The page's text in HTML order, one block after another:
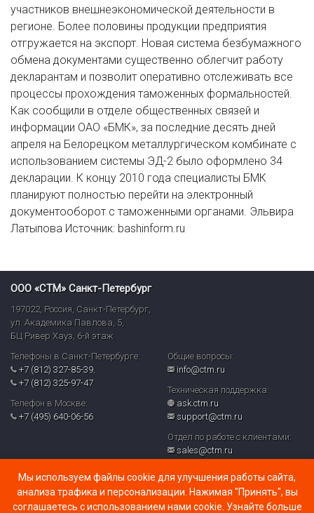
участников внешнеэкономической деятельности в
регионе. Более половины продукции предприятия
отгружается на экспорт. Новая система безбумажного
обмена документами существенно облегчит работу
декларантам и позволит оперативно отслеживать все
процессы прохождения таможенных формальностей.
Как сообщили в отделе общественных связей и
информации ОАО «БМК», за последние десять дней
апреля на Белорецком металлургическом комбинате с
использованием системы ЭД-2 было оформлено 34
декларации. К концу 2010 года специалисты БМК
планируют полностью перейти на электронный
документооборот с таможенными органами. Эльвира
Латыпова Источник: bashinform.ru
ООО «СТМ» Санкт-Петербург
197022, Россия, Санкт-Петербург,
ул. Академика Павлова, 5,
БЦ Ривер Хауз, 6-й этаж
Телефоны в Санкт-Петербурге:
+7 (812) 327-85-39,
+7 (812) 325-97-47
Телефон в Москве:
+7 (495) 640-06-56
Общие вопросы:
info@ctm.ru
Техническая поддержка:
ask.ctm.ru
support@ctm.ru
Отдел по работе с клиентами:
sales@ctm.ru
© ООО «СТМ» 2026
Политика обработки персональных данных и реализуемых
требований к их защите в ООО «СТМ» (PDF)
Мы используем файлы cookie для улучшения работы сайта,
анализа трафика и персонализации. Нажимая "Принять", вы
соглашаетесь с использованием нами cookie. Узнайте больше